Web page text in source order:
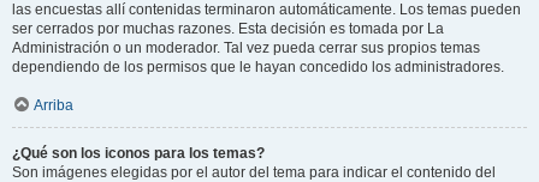
las encuestas allí contenidas terminaron automáticamente. Los temas pueden
ser cerrados por muchas razones. Esta decisión es tomada por La
Administración o un moderador. Tal vez pueda cerrar sus propios temas
dependiendo de los permisos que le hayan concedido los administradores.
Arriba
¿Qué son los iconos para los temas?
Son imágenes elegidas por el autor del tema para indicar el contenido del